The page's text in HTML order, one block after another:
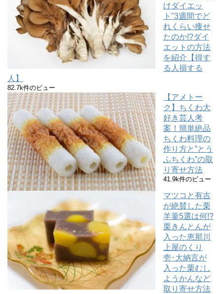
けダイエッ
ト"3週間でど
れくらい痩せ
たのか!?ダイ
エットの方法
を紹介【得す
る人損する
人】
82.7k件のビュー
【アメトー
ク】ちくわ大
好き芸人考
案！簡単絶品
ちくわ料理の
作り方と”とう
ふちくわ”の取
り寄せ方法
41.9k件のビュー
マツコと有吉
が絶賛した栗
羊羹5選は何!?
栗きんとんが
入った恵那川
上屋のくり
壱･大納言が
入った栗むし
ようかんなど
取り寄せ方法